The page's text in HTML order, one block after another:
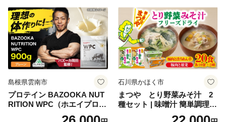
ち 本格おせち おせち予約 年
末 年始 お取り寄せ 新春 贅沢
おせち こだわりおせち 惣菜
老舗おせち ふるさと納税お
せち 御節 お節料理 正月 調理
不要 おせち料理2027
島根県雲南市
プロテイン BAZOOKA NUT
RITION WPC（ホエイプロテ
イン）＜プレーン＞ 900g｜
石川県かほく市
まつや とり野菜みそ汁 2
種セット | 味噌汁 簡単調理
お味噌 おみそ みそ とり野菜